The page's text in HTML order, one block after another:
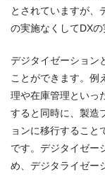
とされていますが、
の実施なくしてDXの
デジタイゼーション
ことができます。例
理や在庫管理といっ
すると同時に、製造
ョンに移行すること
です。デジタイゼー
め、デジタライゼー